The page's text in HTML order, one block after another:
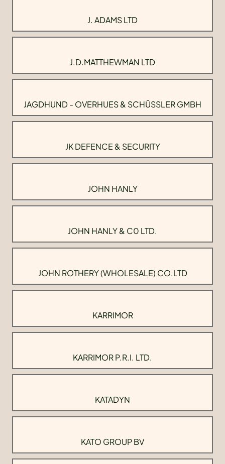
J. ADAMS LTD
J.D.MATTHEWMAN LTD
JAGDHUND - OVERHUES & SCHÜSSLER GMBH
JK DEFENCE & SECURITY
JOHN HANLY
JOHN HANLY & C0 LTD.
JOHN ROTHERY (WHOLESALE) CO.LTD
KARRIMOR
KARRIMOR P.R.I. LTD.
KATADYN
KATO GROUP BV